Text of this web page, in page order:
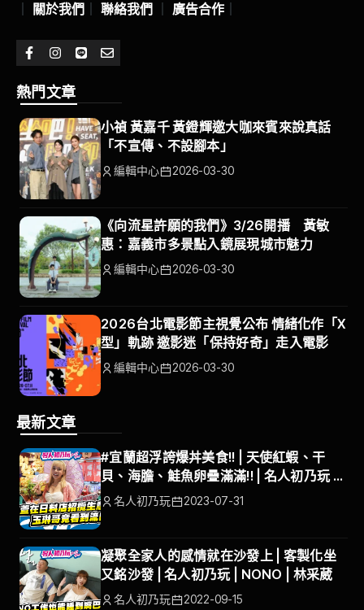
關於我們 聯絡我們 廣告合作
熱門文章
小禎 黃嘉千 黃鐙輝邀大咖來賓來說真話
「不宣傳、不設腳本」
編輯中心 2026-03-30
《向流星許願的我們》3/26開播 黃敏
惠：嘉義市多景點入鏡展現城市魅力
編輯中心 2026-03-30
2026台北電影節主視覺公布 情緒化作「X
型」軌跡 邀影迷「保持好奇」走入電影
編輯中心 2026-03-30
最新文章
#宜蘭超浮誇爆丼美食!! | 天使紅蝦、干
貝、海膽、鮭魚卵疊滿滿!! | 名人初乃玩 |
沈玉琳 | 巫苡萱
名人初乃玩 2023-07-31
凝聚全家人的感情就在沙發上 | 客製化坐
又銘沙發 | 名人初乃玩 | NONO | 林采葳
名人初乃玩 2022-09-15